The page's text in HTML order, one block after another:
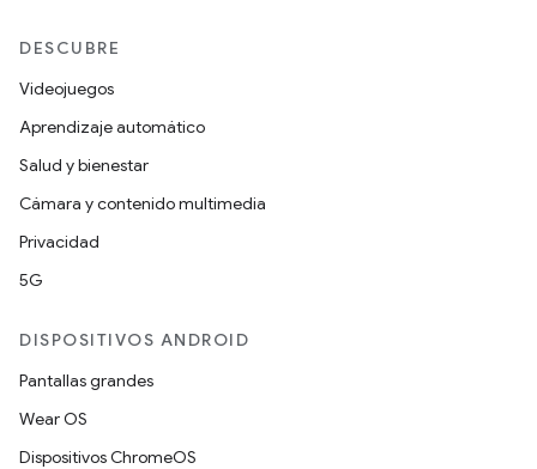
DESCUBRE
Videojuegos
Aprendizaje automático
Salud y bienestar
Cámara y contenido multimedia
Privacidad
5G
DISPOSITIVOS ANDROID
Pantallas grandes
Wear OS
Dispositivos ChromeOS